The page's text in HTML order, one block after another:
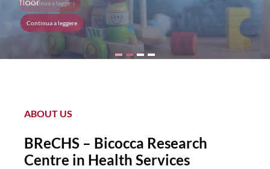
Continua a leggere
Continua a leggere
ABOUT US
BReCHS – Bicocca Research
Centre in Health Services